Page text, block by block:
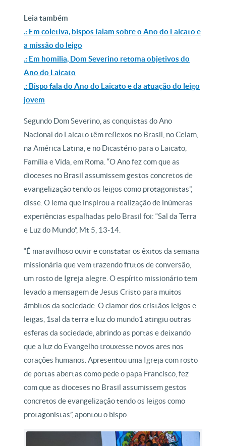
Leia também
.: Em coletiva, bispos falam sobre o Ano do Laicato e
a missão do leigo
.: Em homilia, Dom Severino retoma objetivos do
Ano do Laicato
.: Bispo fala do Ano do Laicato e da atuação do leigo
jovem
Segundo Dom Severino, as conquistas do Ano
Nacional do Laicato têm reflexos no Brasil, no Celam,
na América Latina, e no Dicastério para o Laicato,
Família e Vida, em Roma. “O Ano fez com que as
dioceses no Brasil assumissem gestos concretos de
evangelização tendo os leigos como protagonistas”,
disse. O lema que inspirou a realização de inúmeras
experiências espalhadas pelo Brasil foi: “Sal da Terra
e Luz do Mundo”, Mt 5, 13-14.
“É maravilhoso ouvir e constatar os êxitos da semana
missionária que vem trazendo frutos de conversão,
um rosto de Igreja alegre. O espírito missionário tem
levado a mensagem de Jesus Cristo para muitos
âmbitos da sociedade. O clamor dos cristãos leigos e
leigas, 1sal da terra e luz do mundo1 atingiu outras
esferas da sociedade, abrindo as portas e deixando
que a luz do Evangelho trouxesse novos ares nos
corações humanos. Apresentou uma Igreja com rosto
de portas abertas como pede o papa Francisco, fez
com que as dioceses no Brasil assumissem gestos
concretos de evangelização tendo os leigos como
protagonistas”, apontou o bispo.